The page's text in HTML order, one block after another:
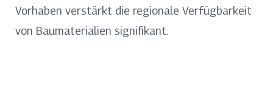
Vorhaben verstärkt die regionale Verfügbarkeit
von Baumaterialien signifikant.